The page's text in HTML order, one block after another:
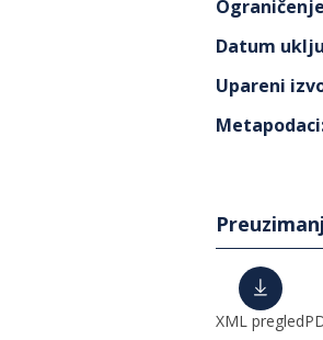
Datum
Upareni
Metapodaci
XML pregled